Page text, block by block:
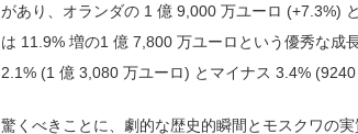
があり、オランダの 1 億 9,000 万ユーロ (+7.3%)
は 11.9% 増の1 億 7,800 万ユーロという優秀な成
2.1% (1 億 3,080 万ユーロ) とマイナス 3.4%
驚くべきことに、劇的な歴史的瞬間とモスクワの